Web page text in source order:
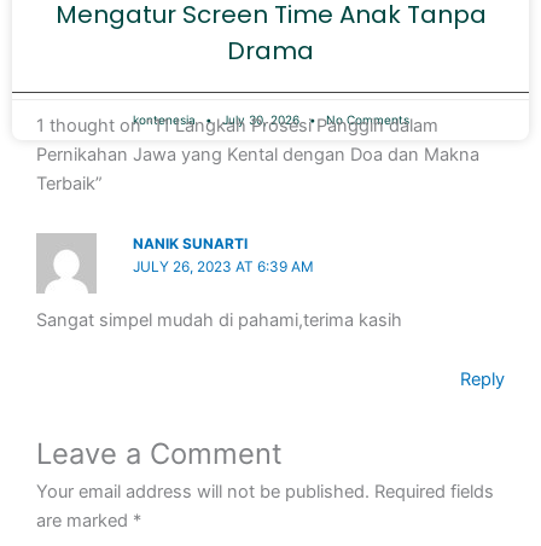
Mengatur Screen Time Anak Tanpa
Drama
kontenesia July 30, 2026 No Comments
1 thought on “11 Langkah Prosesi Panggih dalam
Pernikahan Jawa yang Kental dengan Doa dan Makna
Terbaik”
NANIK SUNARTI
JULY 26, 2023 AT 6:39 AM
Sangat simpel mudah di pahami,terima kasih
Reply
Leave a Comment
Your email address will not be published. Required fields
are marked *